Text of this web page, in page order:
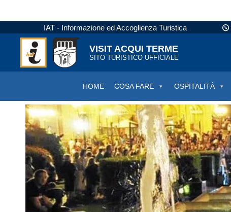
IAT - Informazione ed Accoglienza Turistica
VISIT ACQUI TERME
SITO TURISTICO UFFICIALE
HOME COSA FARE OSPITALITÀ